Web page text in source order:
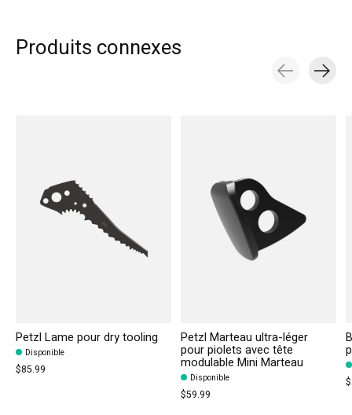
Produits connexes
Petzl Lame pour dry tooling
Disponible
$85.99
Petzl Marteau ultra-léger
pour piolets avec tête
modulable Mini Marteau
Disponible
$59.99